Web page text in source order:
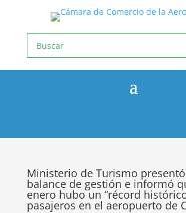
Ministerio de Turismo
balance de gestión e informó
enero hubo un “récord
pasajeros en el aeropuerto de